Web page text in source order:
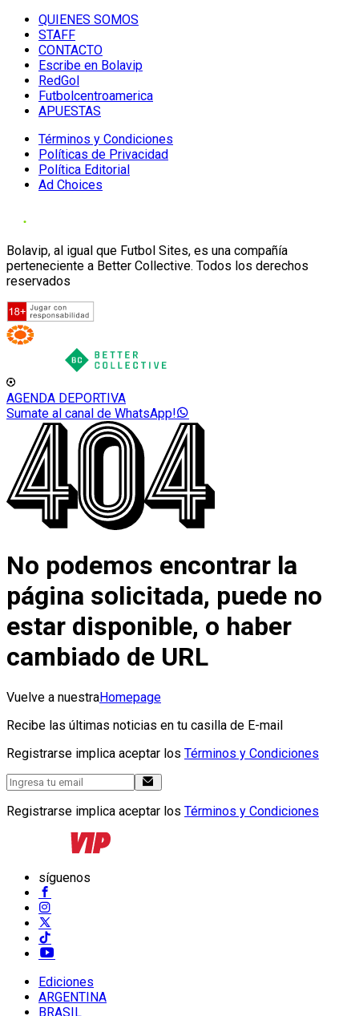
QUIENES SOMOS
STAFF
CONTACTO
Escribe en Bolavip
RedGol
Futbolcentroamerica
APUESTAS
Términos y Condiciones
Políticas de Privacidad
Política Editorial
Ad Choices
Bolavip, al igual que Futbol Sites, es una compañía
perteneciente a Better Collective. Todos los derechos
reservados
AGENDA DEPORTIVA
Sumate al canal de WhatsApp!
No podemos encontrar la
página solicitada, puede no
estar disponible, o haber
cambiado de URL
Vuelve a nuestraHomepage
Recibe las últimas noticias en tu casilla de E-mail
Registrarse implica aceptar los Términos y Condiciones
Registrarse implica aceptar los Términos y Condiciones
síguenos
Ediciones
ARGENTINA
BRASIL